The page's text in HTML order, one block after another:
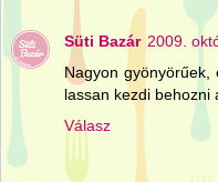
Süti Bazár 2009.
Nagyon
lassan kezdi behozni
Válasz